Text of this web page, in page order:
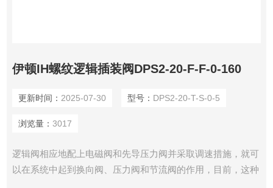
伊顿IH螺纹逻辑插装阀DPS2-20-F-F-0-160
更新时间： 2025-07-30 型号： DPS2-20-T-S-0-5
浏览量： 3017
逻辑阀相应地配上电磁阀和先导压力阀并采取调速措施，就可
以在系统中起到换向阀、压力阀和节流阀的作用，目前，这种